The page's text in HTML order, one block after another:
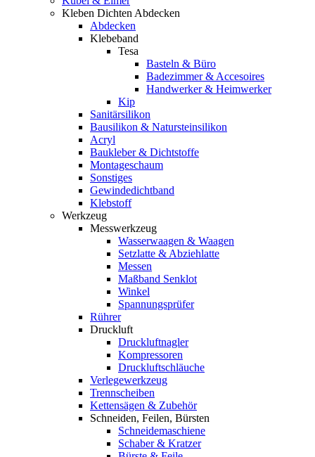
Kleben Dichten Abdecken
Abdecken
Klebeband
Tesa
Basteln & Büro
Badezimmer & Accesoires
Handwerker & Heimwerker
Kip
Sanitärsilikon
Bausilikon & Natursteinsilikon
Acryl
Baukleber & Dichtstoffe
Montageschaum
Sonstiges
Gewindedichtband
Klebstoff
Werkzeug
Messwerkzeug
Wasserwaagen & Waagen
Setzlatte & Abziehlatte
Messen
Maßband Senklot
Winkel
Spannungsprüfer
Rührer
Druckluft
Druckluftnagler
Kompressoren
Druckluftschläuche
Verlegewerkzeug
Trennscheiben
Kettensägen & Zubehör
Schneiden, Feilen, Bürsten
Schneidemaschiene
Schaber & Kratzer